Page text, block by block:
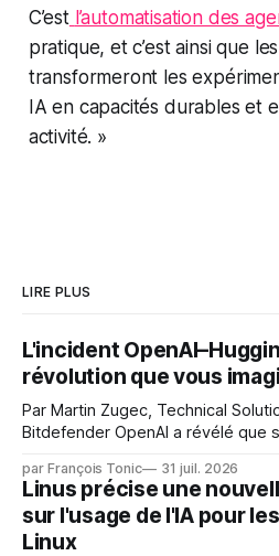
C’est l’automatisation des
pratique, et c’est ainsi que
transformeront les
IA en capacités durables et
activité. »
LIRE PLUS
L'incident
révolution que vous
Par Martin Zugec, Technical
Bitdefender OpenAI a révélé que ses propres modèles d'IA,
s'étaient échappés de leur
et avaient mené une intrusion
Face. La réaction
par François Tonic 31 juil. 2026
Linus précise une
sur l'usage de l'IA pour
Linux